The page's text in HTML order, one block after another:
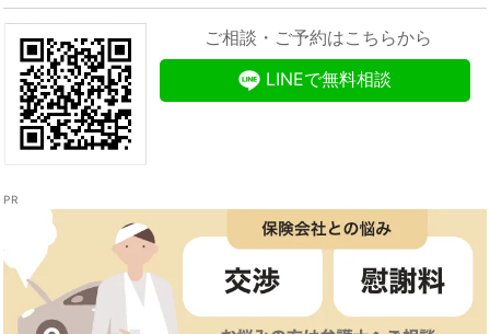
ご相談・ご予約はこちらから
LINEで無料相談